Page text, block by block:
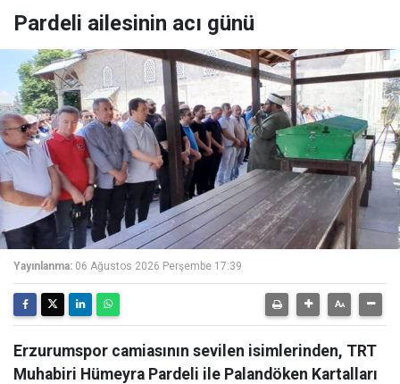
Pardeli ailesinin acı günü
Yayınlanma: 06 Ağustos 2026 Perşembe 17:39
Erzurumspor camiasının sevilen isimlerinden, TRT
Muhabiri Hümeyra Pardeli ile Palandöken Kartalları